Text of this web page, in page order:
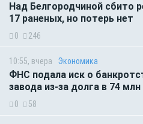
Над Белгородчиной сбито
17 раненых, но потерь нет
0 246
10:55, вчера Экономика
ФНС подала иск о
завода из-за долга в 74 млн
0 58